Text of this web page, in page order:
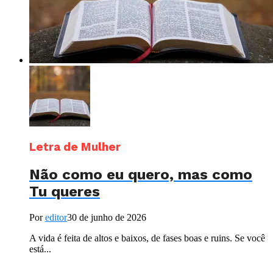
Letra de Mulher
Não como eu quero, mas como
Tu queres
Poreditor30 de junho de 2026
A vida é feita de altos e baixos, de fases boas e ruins. Se você
está...